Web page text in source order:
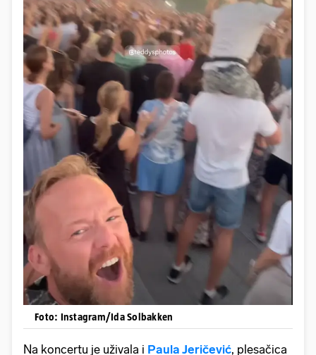
Foto: Instagram/Ida Solbakken
Na koncertu je uživala i Paula Jeričević, plesačica